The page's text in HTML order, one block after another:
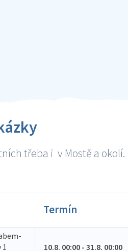
třeba i v Mostě a okolí.
Termín
1
10.8. 00:00 - 31.8. 00:00